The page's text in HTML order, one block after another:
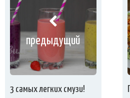
предыдущий
3 самых легких смузи!